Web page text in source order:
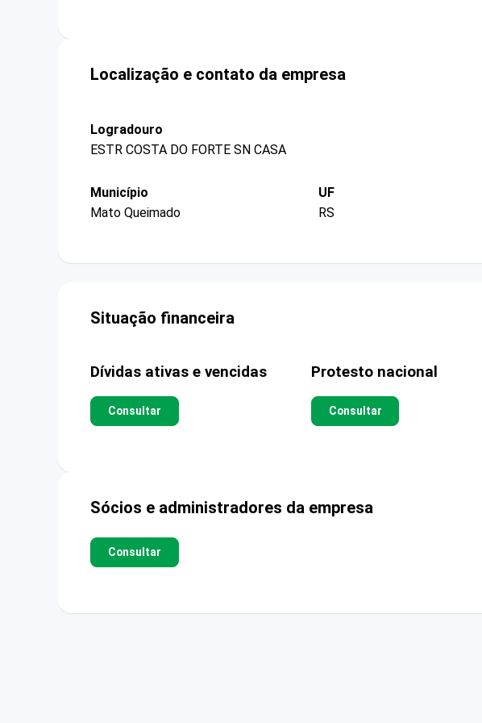
Localização e contato da empresa
Logradouro
ESTR COSTA DO FORTE SN CASA
Município
Mato Queimado
UF
RS
Situação financeira
Dívidas ativas e vencidas
Consultar
Protesto nacional
Consultar
Sócios e administradores da empresa
Consultar